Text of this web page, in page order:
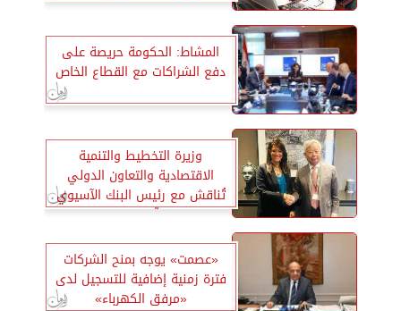
المشاط: الحكومة حريصة على
دفع الشراكات مع القطاع الخاص
وزيرة التخطيط والتنمية
الاقتصادية والتعاون الدولي
تُناقش مع رئيس البنك الآسيوي
التوسع في آليات تمويل القطاع
«عصمت» يوجه بمنح الشركات
فترة زمنية إضافية للتسجيل لدى
«مرفق الكهرباء»